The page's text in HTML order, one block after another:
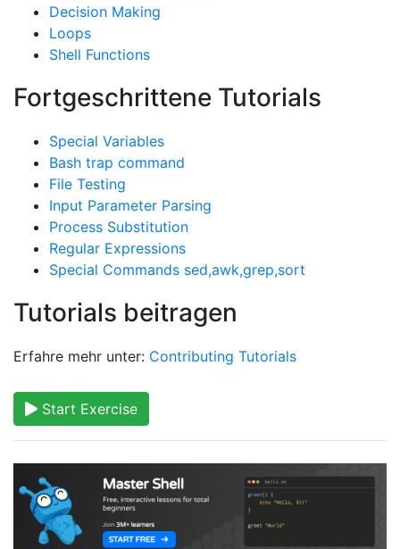
Decision Making
Loops
Shell Functions
Fortgeschrittene Tutorials
Special Variables
Bash trap command
File Testing
Input Parameter Parsing
Process Substitution
Regular Expressions
Special Commands sed,awk,grep,sort
Tutorials beitragen
Erfahre mehr unter: Contributing Tutorials
Start Exercise